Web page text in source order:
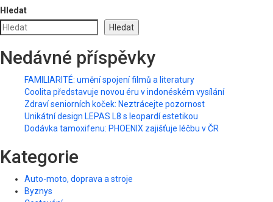
Hledat
Hledat
Nedávné příspěvky
FAMILIARITÉ: umění spojení filmů a literatury
Coolita představuje novou éru v indonéském vysílání
Zdraví seniorních koček: Neztrácejte pozornost
Unikátní design LEPAS L8 s leopardí estetikou
Dodávka tamoxifenu: PHOENIX zajišťuje léčbu v ČR
Kategorie
Auto-moto, doprava a stroje
Byznys